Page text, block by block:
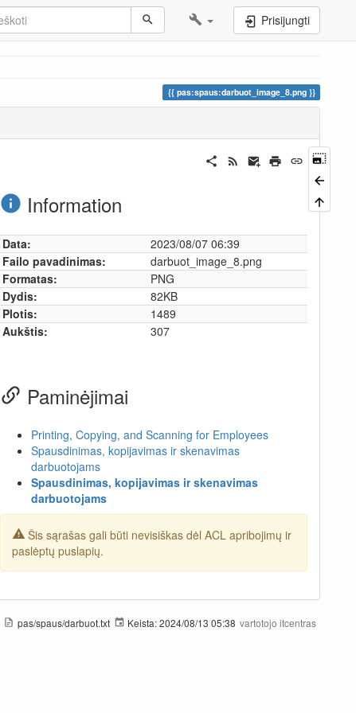
Prisijungti
pas:spaus:darbuot_image_8.png
Information
Data:
2023/08/07 06:39
Failo pavadinimas:
darbuot_image_8.png
Formatas:
PNG
Dydis:
82KB
Plotis:
1489
Aukštis:
307
Paminėjimai
Printing, Copying, and Scanning for Employees
Spausdinimas, kopijavimas ir skenavimas
darbuotojams
Spausdinimas, kopijavimas ir skenavimas
darbuotojams
Šis sąrašas gali būti nevisiškas dėl ACL apribojimų ir
paslėptų puslapių.
pas/spaus/darbuot.txt Keista:2024/08/13 05:38 vartotojo itcentras